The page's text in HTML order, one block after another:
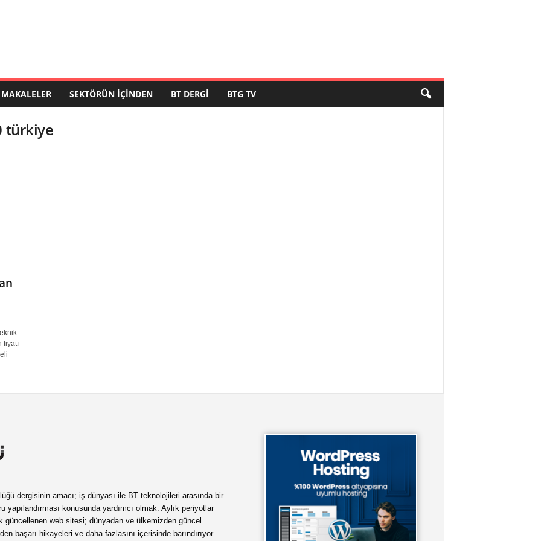
MAKALELER SEKTÖRÜN İÇINDEN BT DERGI BTG TV
türkiye
fiyatı
dergisinin amacı; iş dünyası ile BT teknolojileri arasında bir
yapılandırması konusunda yardımcı olmak. Aylık periyotlar
güncellenen web sitesi; dünyadan ve ülkemizden güncel
başarı hikayeleri ve daha fazlasını içerisinde barındırıyor.